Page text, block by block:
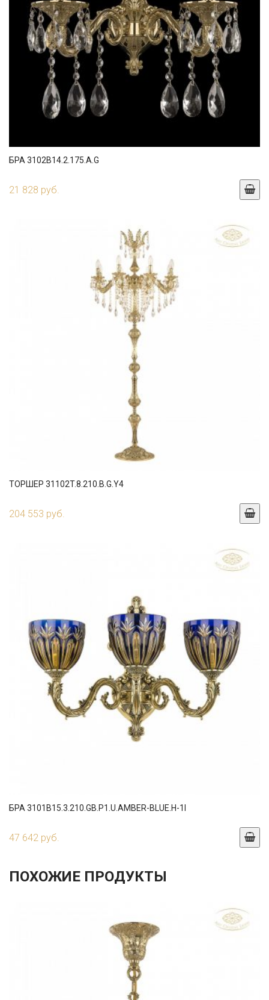
БРА 3102B14.2.175.A.G
21 828 руб.
ТОРШЕР 31102T.8.210.B.G.Y4
204 553 руб.
БРА 3101B15.3.210.GB.P1.U.AMBER-BLUE.H-1I
47 642 руб.
ПОХОЖИЕ ПРОДУКТЫ